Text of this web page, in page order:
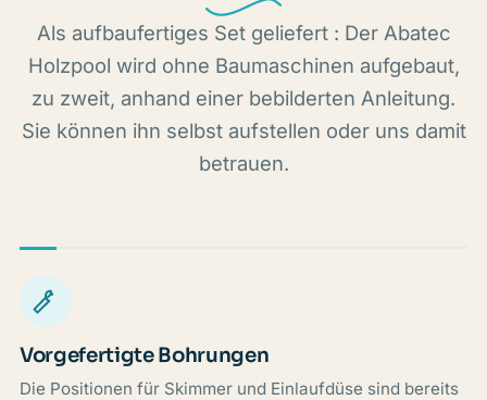
Als aufbaufertiges Set geliefert : Der Abatec
Holzpool wird ohne Baumaschinen aufgebaut,
zu zweit, anhand einer bebilderten Anleitung.
Sie können ihn selbst aufstellen oder uns damit
betrauen.
Vorgefertigte Bohrungen
Die Positionen für Skimmer und Einlaufdüse sind bereits